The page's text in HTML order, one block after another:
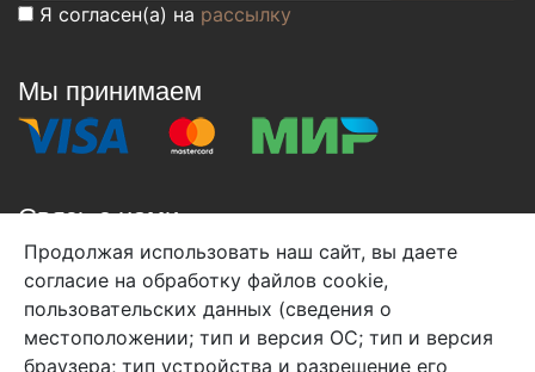
Я согласен(а) на рассылку
Мы принимаем
Связь с нами
+7 (495) 933-38-08
info@arben-textile.ru- оптовые продажи
Продолжая использовать наш сайт, вы даете
согласие на обработку файлов cookie,
пользовательских данных (сведения о
местоположении; тип и версия ОС; тип и версия
браузера; тип устройства и разрешение его